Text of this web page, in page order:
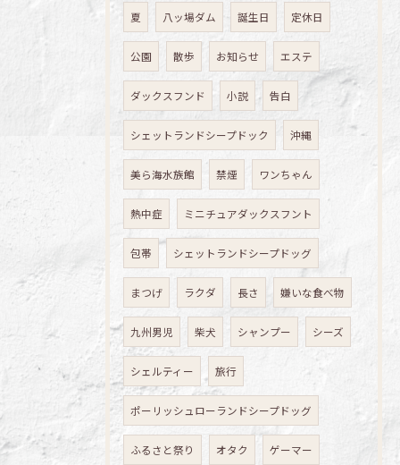
夏 八ッ場ダム 誕生日 定休日
公園 散歩 お知らせ エステ
ダックスフンド 小説 告白
シェットランドシープドック 沖縄
美ら海水族館 禁煙 ワンちゃん
熱中症 ミニチュアダックスフント
包帯 シェットランドシープドッグ
まつげ ラクダ 長さ 嫌いな食べ物
九州男児 柴犬 シャンプー シーズ
シェルティー 旅行
ポーリッシュローランドシープドッグ
ふるさと祭り オタク ゲーマー